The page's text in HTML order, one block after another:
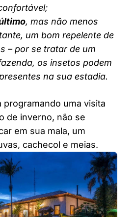
, mas não menos
um bom repelente de
– por se tratar de um
os insetos podem
na sua estadia.
programando uma visita
de inverno, não se
em sua mala, um
cachecol e meias.